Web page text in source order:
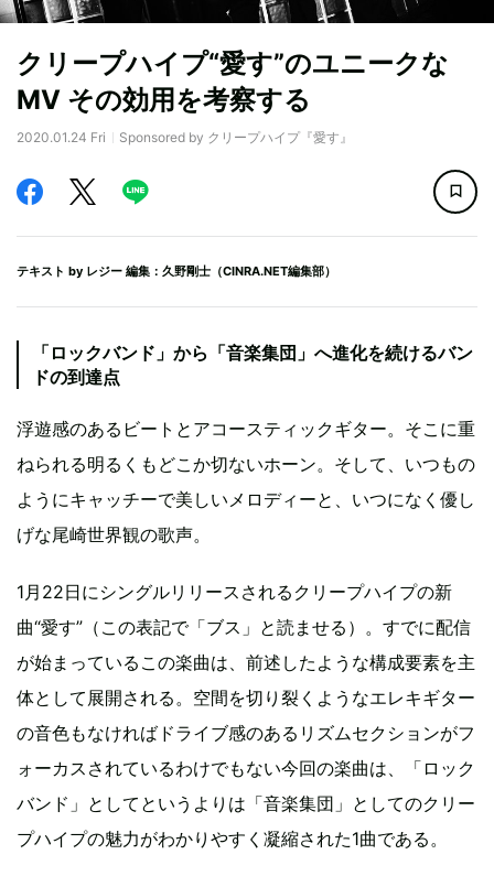
クリープハイプ“愛す”のユニークな
MV その効用を考察する
2020.01.24 Fri Sponsored by クリープハイプ『愛す』
テキスト by レジー 編集：久野剛士（CINRA.NET編集部）
「ロックバンド」から「音楽集団」へ進化を続けるバン
ドの到達点
浮遊感のあるビートとアコースティックギター。そこに重
ねられる明るくもどこか切ないホーン。そして、いつもの
ようにキャッチーで美しいメロディーと、いつになく優し
げな尾崎世界観の歌声。
1月22日にシングルリリースされるクリープハイプの新
曲“愛す”（この表記で「ブス」と読ませる）。すでに配信
が始まっているこの楽曲は、前述したような構成要素を主
体として展開される。空間を切り裂くようなエレキギター
の音色もなければドライブ感のあるリズムセクションがフ
ォーカスされているわけでもない今回の楽曲は、「ロック
バンド」としてというよりは「音楽集団」としてのクリー
プハイプの魅力がわかりやすく凝縮された1曲である。